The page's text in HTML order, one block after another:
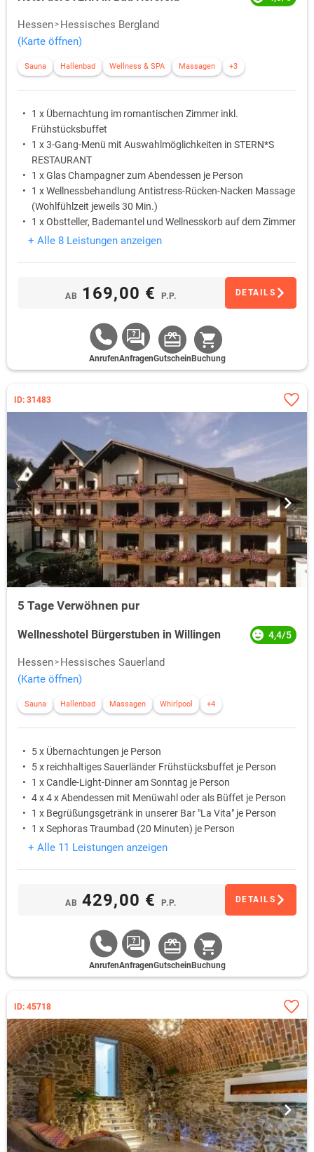
Hessen
Hessisches Bergland
(Karte öffnen)
Sauna Hallenbad Wellness & SPA Massagen +3
1 x Übernachtung im romantischen Zimmer inkl.
Frühstücksbuffet
1 x 3-Gang-Menü mit Auswahlmöglichkeiten in STERN*S
RESTAURANT
1 x Glas Champagner zum Abendessen je Person
1 x Wellnessbehandlung Antistress-Rücken-Nacken Massage
(Wohlfühlzeit jeweils 30 Min.)
1 x Obstteller, Bademantel und Wellnesskorb auf dem Zimmer
pro Zimmer
+ Alle 8 Leistungen anzeigen
AB 169,00 € P.P. DETAILS
AnrufenAnfragenGutschein Buchung
ID: 31483
5 Tage Verwöhnen pur
Wellnesshotel Bürgerstuben in Willingen 4,4/5
Hessen
Hessisches Sauerland
(Karte öffnen)
Sauna Hallenbad Massagen Whirlpool +4
5 x Übernachtungen je Person
5 x reichhaltiges Sauerländer Frühstücksbuffet je Person
1 x Candle-Light-Dinner am Sonntag je Person
4 x 4 x Abendessen mit Menüwahl oder als Büffet je Person
1 x Begrüßungsgetränk in unserer Bar "La Vita" je Person
1 x Sephoras Traumbad (20 Minuten) je Person
+ Alle 11 Leistungen anzeigen
AB 429,00 € P.P. DETAILS
AnrufenAnfragenGutschein Buchung
ID: 45718